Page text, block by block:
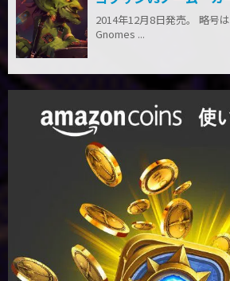
2014年12月8日発売。 略号
Gnomes ...